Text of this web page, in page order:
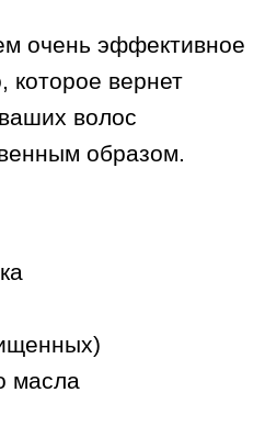
очень эффективное
которое вернет
волос
образом.
масла